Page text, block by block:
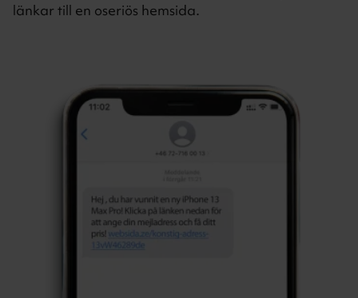
länkar till en oseriös hemsida.